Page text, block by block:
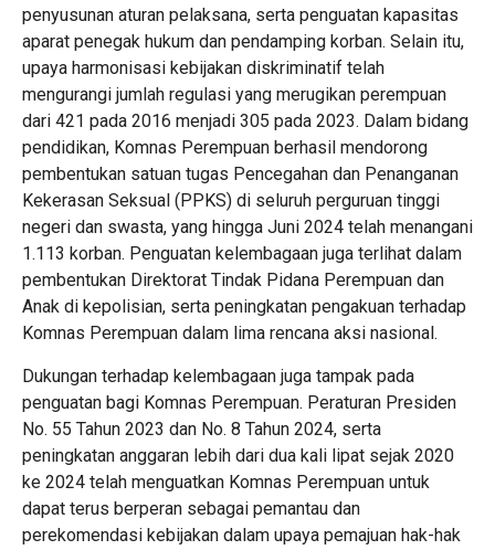
penyusunan aturan pelaksana, serta penguatan kapasitas
aparat penegak hukum dan pendamping korban. Selain itu,
upaya harmonisasi kebijakan diskriminatif telah
mengurangi jumlah regulasi yang merugikan perempuan
dari 421 pada 2016 menjadi 305 pada 2023. Dalam bidang
pendidikan, Komnas Perempuan berhasil mendorong
pembentukan satuan tugas Pencegahan dan Penanganan
Kekerasan Seksual (PPKS) di seluruh perguruan tinggi
negeri dan swasta, yang hingga Juni 2024 telah menangani
1.113 korban. Penguatan kelembagaan juga terlihat dalam
pembentukan Direktorat Tindak Pidana Perempuan dan
Anak di kepolisian, serta peningkatan pengakuan terhadap
Komnas Perempuan dalam lima rencana aksi nasional.
‎Dukungan terhadap kelembagaan juga tampak pada
penguatan bagi Komnas Perempuan. Peraturan Presiden
No. 55 Tahun 2023 dan No. 8 Tahun 2024, serta
peningkatan anggaran lebih dari dua kali lipat sejak 2020
ke 2024 telah menguatkan Komnas Perempuan untuk
dapat terus berperan sebagai pemantau dan
perekomendasi kebijakan dalam upaya pemajuan hak-hak